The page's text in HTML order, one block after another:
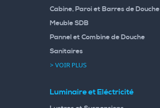
Cabine, Paroi et Barres de Douche
Meuble SDB
Pannel et Combine de Douche
Sanitaires
> VOIR PLUS
Luminaire et Eléctricité